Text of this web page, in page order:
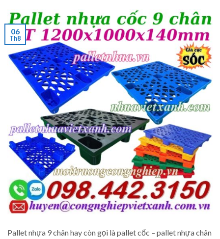
06
Th8
Pallet nhựa 9 chân hay còn gọi là pallet cốc – pallet nhựa chân